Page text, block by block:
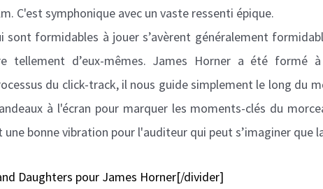
C'est symphonique avec un vaste ressenti épique.
sont formidables à jouer s’avèrent généralement
tellement d’eux-mêmes. James Horner a été formé
du click-track, il nous guide simplement le long du
à l'écran pour marquer les moments-clés du
bonne vibration pour l'auditeur qui peut s’imaginer que
Daughters pour James Horner[/divider]